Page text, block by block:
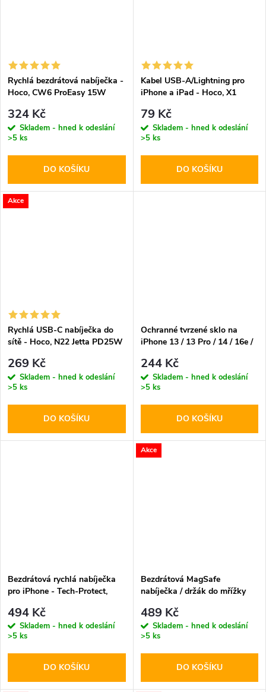
Rychlá bezdrátová nabíječka -
Hoco, CW6 ProEasy 15W
324 Kč
Skladem - hned k odeslání
>5 ks
DO KOŠÍKU
Kabel USB-A/Lightning pro
iPhone a iPad - Hoco, X1
79 Kč
Skladem - hned k odeslání
>5 ks
DO KOŠÍKU
Akce
Rychlá USB-C nabíječka do
sítě - Hoco, N22 Jetta PD25W
269 Kč
Skladem - hned k odeslání
>5 ks
DO KOŠÍKU
Ochranné tvrzené sklo na
iPhone 13 / 13 Pro / 14 / 16e /
244 Kč
Skladem - hned k odeslání
>5 ks
DO KOŠÍKU
Bezdrátová rychlá nabíječka
pro iPhone - Tech-Protect,
Wireless Charger White
494 Kč
Skladem - hned k odeslání
>5 ks
DO KOŠÍKU
Akce
Bezdrátová MagSafe
nabíječka / držák do mřížky
489 Kč
Skladem - hned k odeslání
>5 ks
DO KOŠÍKU